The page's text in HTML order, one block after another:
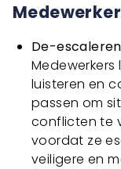
De-
luisteren en
passen om
conflicten te
voordat ze
veiligere en